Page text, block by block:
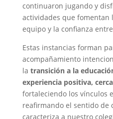
continuaron jugando y
actividades que fomentan
equipo y la confianza
Estas instancias forman
acompañamiento
la transición a la
experiencia positiva,
fortaleciendo los vínculos
reafirmando el sentido de
caracteriza a nuestro